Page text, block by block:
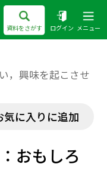
資料をさがす ログイン メニュー
興味を起こさせ
気に入りに追加
おもしろ